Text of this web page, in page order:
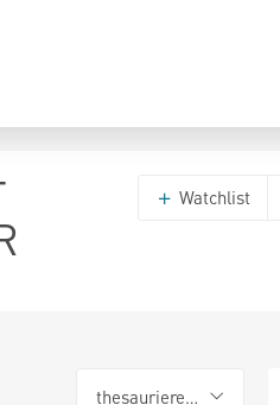
Watchlist
thesaurierend